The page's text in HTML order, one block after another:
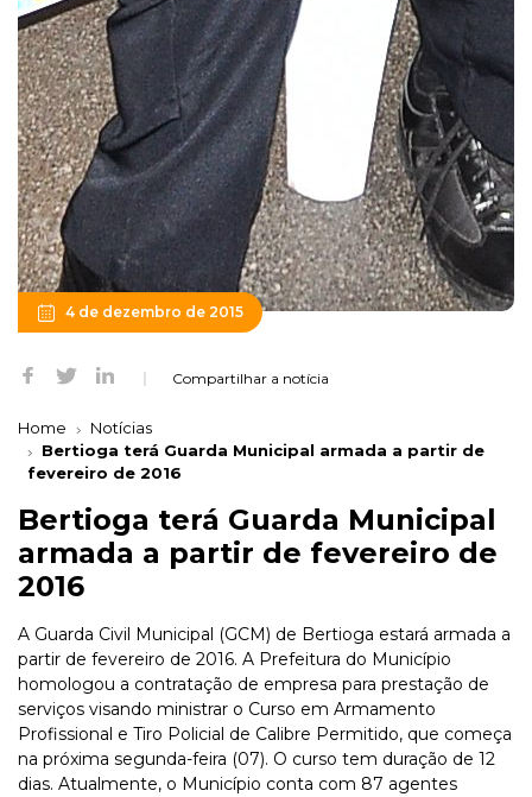
4 de dezembro de 2015
Compartilhar a notícia
Home
Notícias
Bertioga terá Guarda Municipal armada a partir de
fevereiro de 2016
Bertioga terá Guarda Municipal
armada a partir de fevereiro de
2016
A Guarda Civil Municipal (GCM) de Bertioga estará armada a
partir de fevereiro de 2016. A Prefeitura do Município
homologou a contratação de empresa para prestação de
serviços visando ministrar o Curso em Armamento
Profissional e Tiro Policial de Calibre Permitido, que começa
na próxima segunda-feira (07). O curso tem duração de 12
dias. Atualmente, o Município conta com 87 agentes